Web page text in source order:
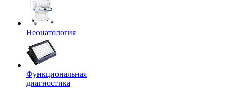
Неонатология
Функциональная
диагностика